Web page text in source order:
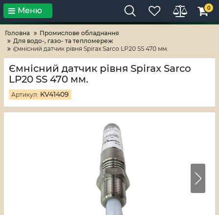
Тільки високі технології! RV-ZAFT
Меню 0
Головна
Промислове обладнання
Для водо-, газо- та тепломереж
Ємнісний датчик рівня Spirax Sarco LP20 SS 470 мм.
Ємнісний датчик рівня Spirax Sarco
LP20 SS 470 мм.
Артикул: KV41409